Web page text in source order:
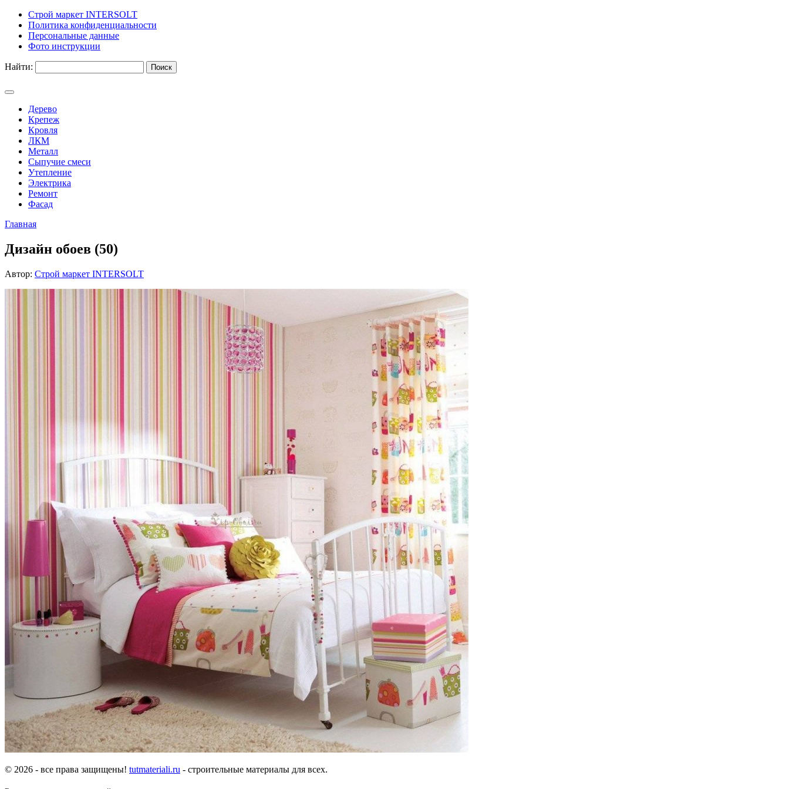
Строй маркет INTERSOLT
Политика конфиденциальности
Персональные данные
Фото инструкции
Найти:
Дерево
Крепеж
Кровля
ЛКМ
Металл
Сыпучие смеси
Утепление
Электрика
Ремонт
Фасад
Главная
Дизайн обоев (50)
Автор: Строй маркет INTERSOLT
© 2026 - все права защищены! tutmateriali.ru - строительные материалы для всех.